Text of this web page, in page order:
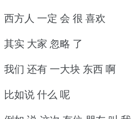
西方人 一定 会 很 喜欢
其实 大家 忽略 了
我们 还有 一大块 东西 啊
比如说 什么 呢